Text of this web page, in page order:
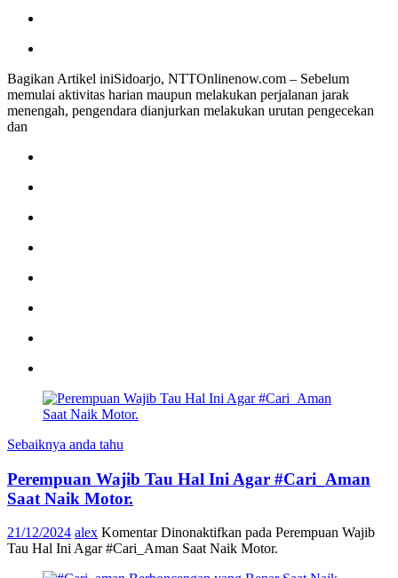
Bagikan Artikel iniSidoarjo, NTTOnlinenow.com – Sebelum
memulai aktivitas harian maupun melakukan perjalanan jarak
menengah, pengendara dianjurkan melakukan urutan pengecekan
dan
Sebaiknya anda tahu
Perempuan Wajib Tau Hal Ini Agar #Cari_Aman
Saat Naik Motor.
21/12/2024 alex Komentar Dinonaktifkan pada Perempuan Wajib
Tau Hal Ini Agar #Cari_Aman Saat Naik Motor.